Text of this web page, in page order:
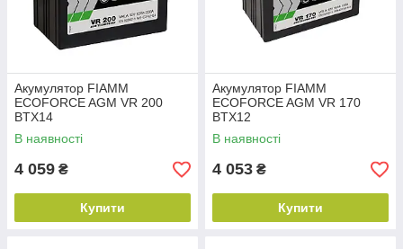
Акумулятор FIAMM
ECOFORCE AGM VR 200
BTX14
В наявності
4 059 ₴
Купити
Акумулятор FIAMM
ECOFORCE AGM VR 170
BTX12
В наявності
4 053 ₴
Купити